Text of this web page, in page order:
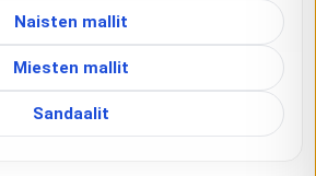
Naisten mallit
Miesten mallit
Sandaalit